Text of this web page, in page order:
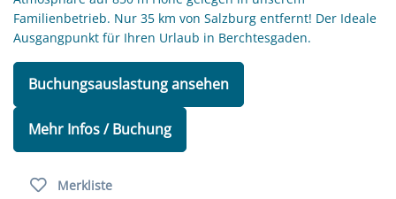
Familienbetrieb. Nur 35 km von Salzburg entfernt! Der Ideale
Ausgangpunkt für Ihren Urlaub in Berchtesgaden.
Buchungsauslastung ansehen
Mehr Infos / Buchung
Merkliste